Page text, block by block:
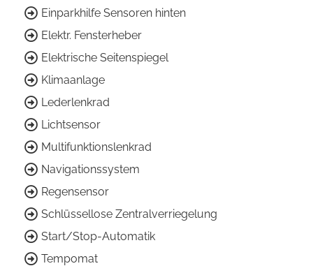
Einparkhilfe Sensoren hinten
Elektr. Fensterheber
Elektrische Seitenspiegel
Klimaanlage
Lederlenkrad
Lichtsensor
Multifunktionslenkrad
Navigationssystem
Regensensor
Schlüssellose Zentralverriegelung
Start/Stop-Automatik
Tempomat